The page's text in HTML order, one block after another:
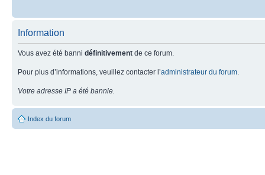
Information
Vous avez été banni définitivement de ce forum.
Pour plus d’informations, veuillez contacter l’administrateur du forum
Votre adresse IP a été bannie.
Index du forum